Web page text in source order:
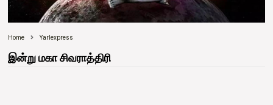
Home Yarlexpress
இன்று மகா சிவராத்திரி